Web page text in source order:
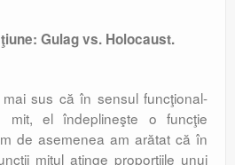
Gulag vs. Holocaust.
sus că în sensul funcţional-
mit, el îndeplineşte o funcţie
de asemenea am arătat că în
mitul atinge proporţiile unui